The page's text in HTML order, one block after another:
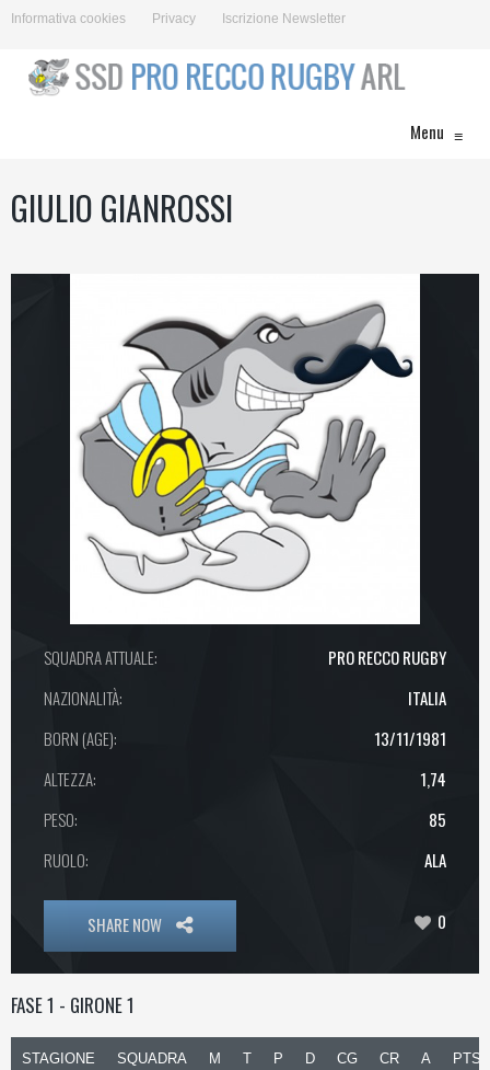
Informativa cookies Privacy Iscrizione Newsletter
Menu ≡
GIULIO GIANROSSI
SQUADRA ATTUALE:
PRO RECCO RUGBY
NAZIONALITÀ:
ITALIA
BORN (AGE):
13/11/1981
ALTEZZA:
1,74
PESO:
85
RUOLO:
ALA
SHARE NOW 0
FASE 1 - GIRONE 1
STAGIONE SQUADRA M T P D CG CR A PTS